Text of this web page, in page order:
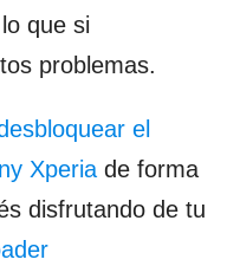
que si
problemas.
el
Xperia de forma
disfrutando de tu